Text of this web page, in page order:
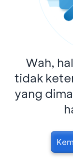
Wah,
tidak
yang